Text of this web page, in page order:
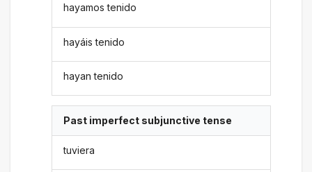
hayamos tenido
hayáis tenido
hayan tenido
Past imperfect subjunctive tense
tuviera